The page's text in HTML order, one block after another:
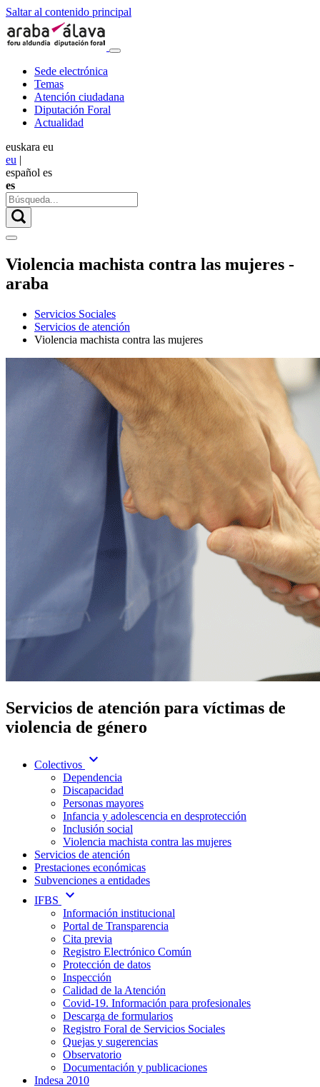
Saltar al contenido principal
Sede electrónica
Temas
Atención ciudadana
Diputación Foral
Actualidad
euskara eu
eu |
español es
es
Violencia machista contra las mujeres -
araba
Servicios Sociales
Servicios de atención
Violencia machista contra las mujeres
Servicios de atención para víctimas de
violencia de género
Colectivos expand_more
Dependencia
Discapacidad
Personas mayores
Infancia y adolescencia en desprotección
Inclusión social
Violencia machista contra las mujeres
Servicios de atención
Prestaciones económicas
Subvenciones a entidades
IFBS
expand_more
Información institucional
Portal de Transparencia
Cita previa
Registro Electrónico Común
Protección de datos
Inspección
Calidad de la Atención
Covid-19. Información para profesionales
Descarga de formularios
Registro Foral de Servicios Sociales
Quejas y sugerencias
Observatorio
Documentación y publicaciones
Indesa 2010